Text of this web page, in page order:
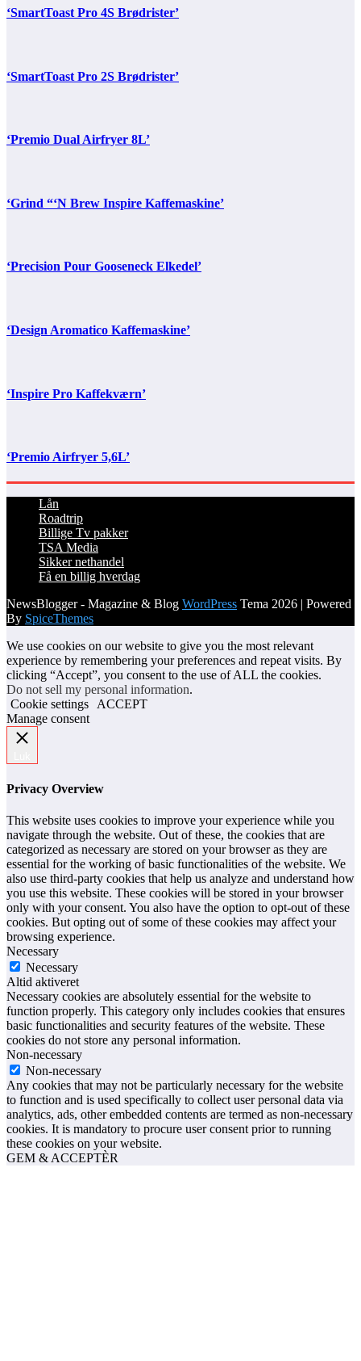
‘SmartToast Pro 4S Brødrister’
‘SmartToast Pro 2S Brødrister’
‘Premio Dual Airfryer 8L’
‘Grind “‘N Brew Inspire Kaffemaskine’
‘Precision Pour Gooseneck Elkedel’
‘Design Aromatico Kaffemaskine’
‘Inspire Pro Kaffekværn’
‘Premio Airfryer 5,6L’
Lån
Roadtrip
Billige Tv pakker
TSA Media
Sikker nethandel
Få en billig hverdag
NewsBlogger - Magazine & Blog WordPress Tema 2026 | Powered
By SpiceThemes
We use cookies on our website to give you the most relevant
experience by remembering your preferences and repeat visits. By
clicking “Accept”, you consent to the use of ALL the cookies.
Do not sell my personal information.
Cookie settings
ACCEPT
Manage consent
Privacy Overview
This website uses cookies to improve your experience while you
navigate through the website. Out of these, the cookies that are
categorized as necessary are stored on your browser as they are
essential for the working of basic functionalities of the website. We
also use third-party cookies that help us analyze and understand how
you use this website. These cookies will be stored in your browser
only with your consent. You also have the option to opt-out of these
cookies. But opting out of some of these cookies may affect your
browsing experience.
Necessary
Necessary
Altid aktiveret
Necessary cookies are absolutely essential for the website to
function properly. This category only includes cookies that ensures
basic functionalities and security features of the website. These
cookies do not store any personal information.
Non-necessary
Non-necessary
Any cookies that may not be particularly necessary for the website
to function and is used specifically to collect user personal data via
analytics, ads, other embedded contents are termed as non-necessary
cookies. It is mandatory to procure user consent prior to running
these cookies on your website.
GEM & ACCEPTÈR